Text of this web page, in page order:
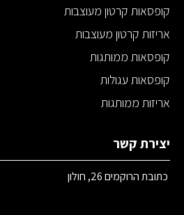
קופסאות קרטון מעוצבות
אריזות קרטון מעוצבות
קופסאות ממותגות
קופסאות עגולות
אריזות ממותגות
יצירת קשר
כתובת הרוקמים 26, חולון